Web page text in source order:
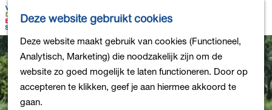
Deze website gebruikt cookies
Deze website maakt gebruik van cookies (Functioneel,
Analytisch, Marketing) die noodzakelijk zijn om de
website zo goed mogelijk te laten functioneren. Door op
accepteren te klikken, geef je aan hiermee akkoord te
gaan.
G
a
n
a
a
K
a
r
t
Z
e
k
e
n
e
n
u
Bollen en Bloemen
Uit eten
DB4daagse - Inschrijven
Kinderactiviteiten
De natuur in